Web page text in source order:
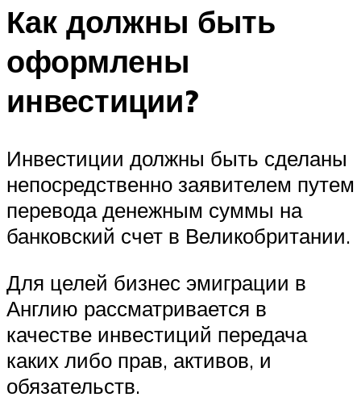
Как должны быть
оформлены
инвестиции?
Инвестиции должны быть сделаны
непосредственно заявителем путем
перевода денежным суммы на
банковский счет в Великобритании.
Для целей бизнес эмиграции в
Англию рассматривается в
качестве инвестиций передача
каких либо прав, активов, и
обязательств.